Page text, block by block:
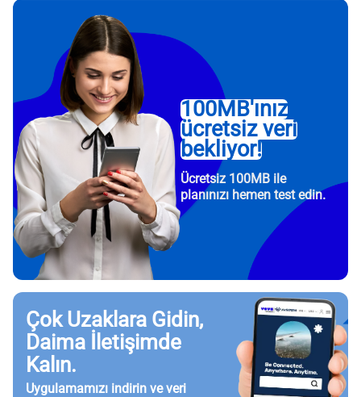
100MB'ınız
ücretsiz veri
bekliyor!
Ücretsiz 100MB ile
planınızı hemen test edin.
Çok Uzaklara Gidin,
Daima İletişimde
Kalın.
Uygulamamızı indirin ve veri